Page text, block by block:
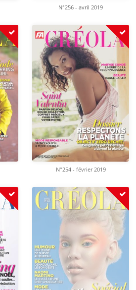
N°256 - avril 2019
N°254 - février 2019